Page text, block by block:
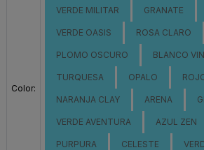
Color:
VERDE MILITAR GRANATE
VERDE OASIS ROSA CLARO
PLOMO OSCURO BLANCO
TURQUESA OPALO
NARANJA CLAY ARENA
VERDE AVENTURA AZUL ZEN
PURPURA CELESTE